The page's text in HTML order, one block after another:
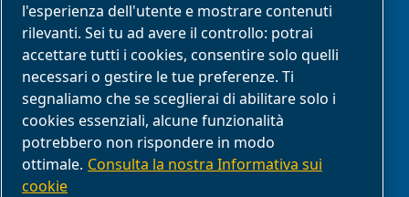
Reclami
Resi
FAQ
Conformità del prodotto
l'esperienza dell'utente e mostrare contenuti
rilevanti. Sei tu ad avere il controllo: potrai
accettare tutti i cookies, consentire solo quelli
necessari o gestire le tue preferenze. Ti
segnaliamo che se sceglierai di abilitare solo i
cookies essenziali, alcune funzionalità
potrebbero non rispondere in modo
ottimale. Consulta la nostra Informativa sui
cookie